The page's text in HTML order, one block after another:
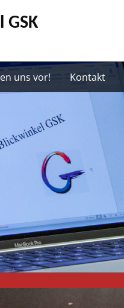
GSK
uns vor! Kontakt